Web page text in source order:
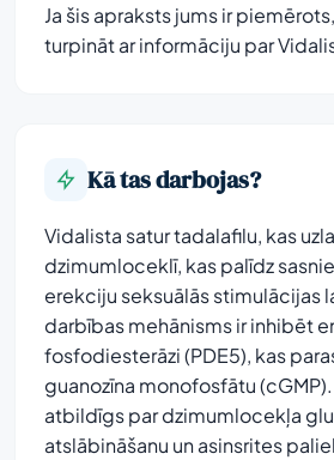
Ja šis apraksts jums ir
turpināt ar informāciju par
Kā tas darbojas?
Vidalista satur tadalafilu, kas
dzimumloceklī, kas palīdz
erekciju seksuālās stimulācijas
darbības mehānisms ir inhibēt
fosfodiesterāzi (PDE5), kas
guanozīna monofosfātu (cGMP).
atbildīgs par dzimumlocekļa
atslābināšanu un asinsrites